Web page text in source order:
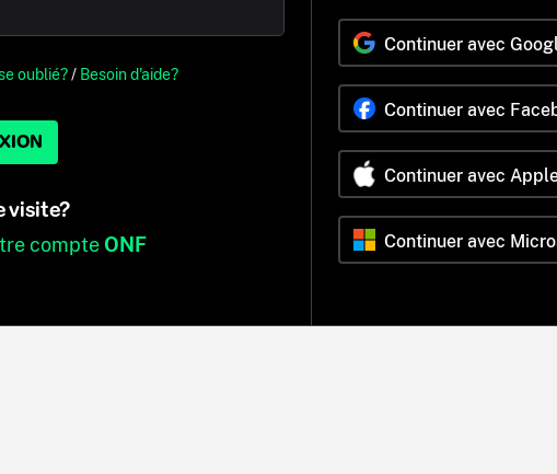
oublié?/ Besoin d'aide?
visite?
compteONF
Continuer avec
Continuer avec
Continuer avec
Continuer avec